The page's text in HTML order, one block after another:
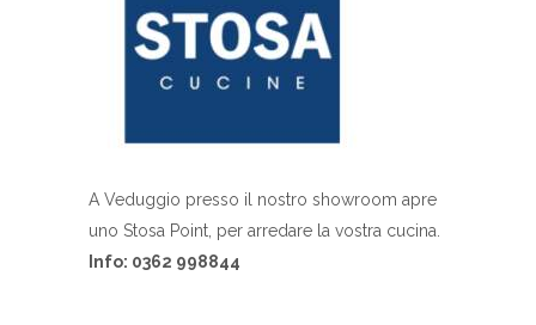
A Veduggio presso il nostro showroom apre
uno Stosa Point, per arredare la vostra cucina.
Info: 0362 998844